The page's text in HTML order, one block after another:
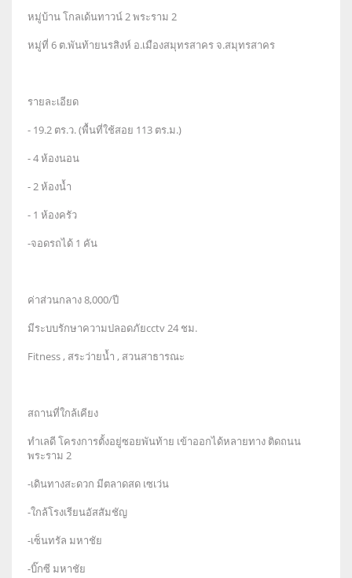
หมู่บ้าน โกลเด้นทาวน์ 2 พระราม 2
หมู่ที่ 6 ต.พันท้ายนรสิงห์ อ.เมืองสมุทรสาคร จ.สมุทรสาคร
รายละเอียด
- 19.2 ตร.ว. (พื้นที่ใช้สอย 113 ตร.ม.)
- 4 ห้องนอน
- 2 ห้องน้ำ
- 1 ห้องครัว
-จอดรถได้ 1 คัน
ค่าส่วนกลาง 8,000/ปี
มีระบบรักษาความปลอดภัยcctv 24 ชม.
Fitness , สระว่ายน้ำ , สวนสาธารณะ
สถานที่ใกล้เคียง
ทำเลดี โครงการตั้งอยู่ซอยพันท้าย เข้าออกได้หลายทาง ติดถนน
พระราม 2
-เดินทางสะดวก มีตลาดสด เซเว่น
-ใกล้โรงเรียนอัสสัมชัญ
-เซ็นทรัล มหาชัย
-บิ๊กซี มหาชัย